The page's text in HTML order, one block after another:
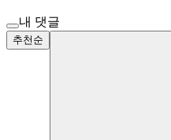
내 댓글
추천순